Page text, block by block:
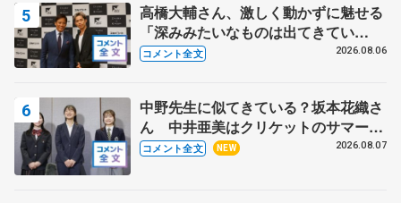
高橋大輔さん、激しく動かずに魅せる
「深みみたいなものは出てきてい
る？」 〝兄さん〟と慕うレジェンド
コメント全文 2026.08.06
中野先生に似てきている？坂本花織さ
ん 中井亜美はクリケットのサマーキ
ャンプに 島田麻央はたくさん試合に
コメント全文 NEW 2026.08.07